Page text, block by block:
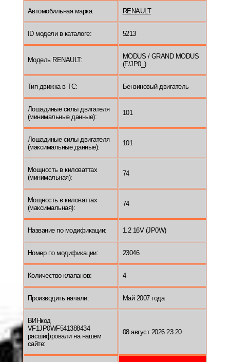
Автомобильная марка: RENAULT
ID модели в каталоге: 5213
Модель RENAULT:
MODUS / GRAND MODUS
(F/JP0_)
Тип движка в ТС: Бензиновый двигатель
Лошадиные силы двигателя
(минимальные данные):
101
Лошадиные силы двигателя
(максимальные данные):
101
Мощность в киловаттах
(минимальная):
74
Мощность в киловаттах
(максимальная):
74
Название по модификации: 1.2 16V (JP0W)
Номер по модификации: 23046
Количество клапанов: 4
Производить начали: Май 2007 года
ВИНкод
VF1JP0WF541388434
расшифровали на нашем
сайте:
08 август 2026 23:20